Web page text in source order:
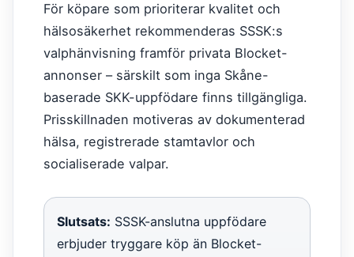
För köpare som prioriterar kvalitet och
hälsosäkerhet rekommenderas SSSK:s
valphänvisning framför privata Blocket-
annonser – särskilt som inga Skåne-
baserade SKK-uppfödare finns tillgängliga.
Prisskillnaden motiveras av dokumenterad
hälsa, registrerade stamtavlor och
socialiserade valpar.
Slutsats: SSSK-anslutna uppfödare
erbjuder tryggare köp än Blocket-